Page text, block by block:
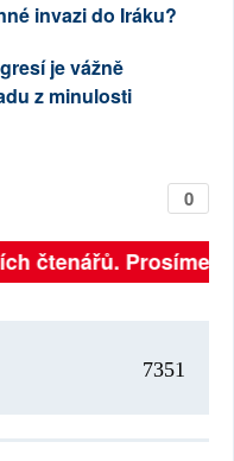
invazi do Iráku?
je vážně
z minulosti
0
čtenářů. Prosíme,
7351